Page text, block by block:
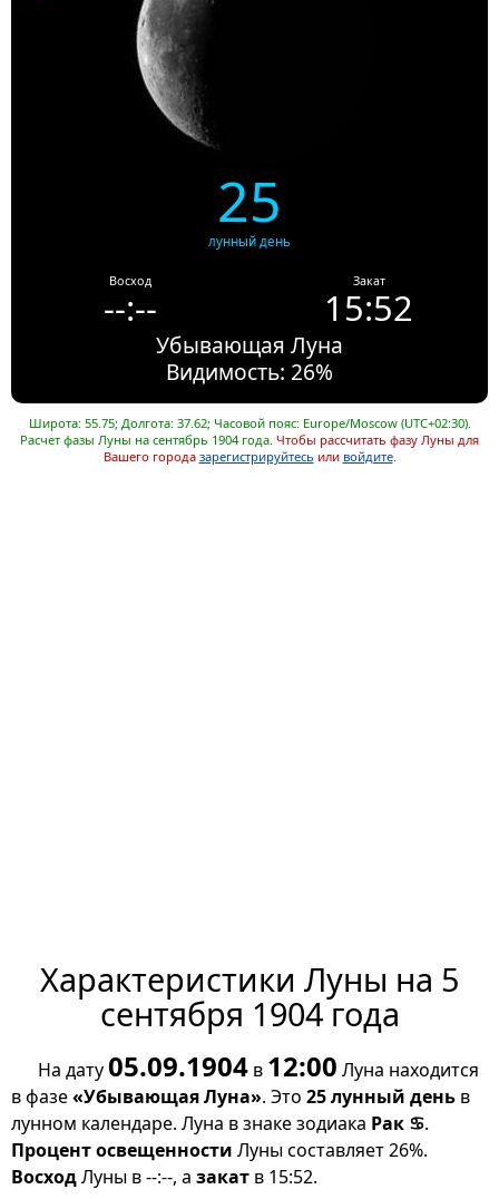
25
лунный день
Восход
--:--
Закат
15:52
Убывающая Луна
Видимость: 26%
Широта: 55.75; Долгота: 37.62; Часовой пояс: Europe/Moscow (UTC+02:30).
Расчет фазы Луны на сентябрь 1904 года. Чтобы рассчитать фазу Луны для
Вашего города зарегистрируйтесь или войдите.
Характеристики Луны на 5
сентября 1904 года
На дату05.09.1904 в 12:00 Луна находится
в фазе«Убывающая Луна». Это 25 лунный день в
лунном календаре. Луна в знаке зодиака Рак ♋.
Процент освещенности Луны составляет 26%.
ВосходЛуны в --:--, а закат в 15:52.